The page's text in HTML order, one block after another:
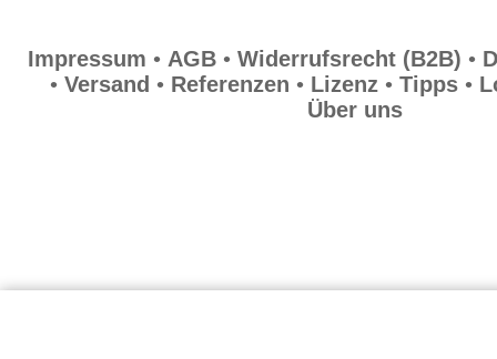
Tipps
Impressum • AGB• Widerrufsrecht (B2B) •
• Versand • Referenzen • Lizenz• Tipps•
Über uns